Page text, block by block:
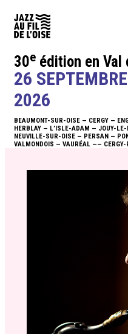
ACTUALITÉS
ÉDITO
PROGRAMME
30e édition en Val
26
2026
BEAUMONT-SUR-OISE — CERGY —
HERBLAY — L’ISLE-ADAM — JOUY-
NEUVILLE-SUR-OISE — PERSAN —
VALMONDOIS — VAURÉAL —— CERGY-